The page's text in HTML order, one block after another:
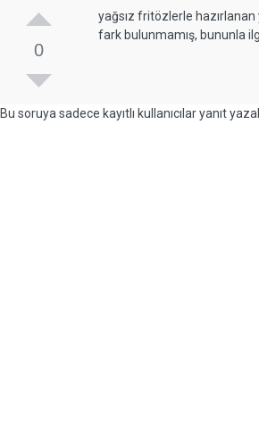
0
yağsız fritözlerle hazırlanan
fark bulunmamış, bununla
Bu soruya sadece kayıtlı kullanıcılar yanıt